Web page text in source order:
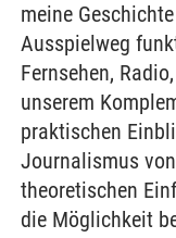
meine
Ausspielweg
Fernsehen,
unserem
praktischen
Journalismus
theoretischen
die Möglichkeit